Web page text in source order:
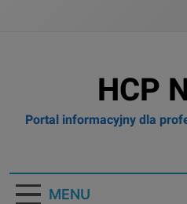
HCP
Portal informacyjny dla
MENU